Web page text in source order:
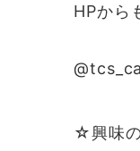
HPから
☆興味